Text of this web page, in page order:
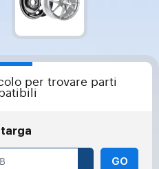
per trovare parti
targa
GO